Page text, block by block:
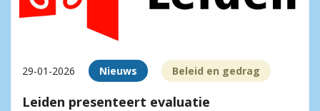
29-01-2026 Nieuws Beleid en gedrag
Leiden presenteert evaluatie